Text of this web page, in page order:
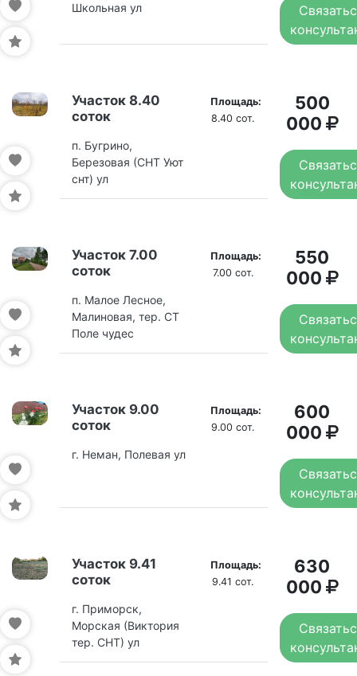
Школьная ул
Участок 8.40
соток
п. Бугрино,
Березовая (СНТ Уют
снт) ул
Площадь:
8.40 сот.
500
000
Участок 7.00
соток
п. Малое Лесное,
Малиновая, тер. СТ
Поле чудес
Площадь:
7.00 сот.
550
000
Участок 9.00
соток
г. Неман, Полевая ул
Площадь:
9.00 сот.
600
000
Участок 9.41
соток
г. Приморск,
Морская (Виктория
тер. СНТ) ул
Площадь:
9.41 сот.
630
000